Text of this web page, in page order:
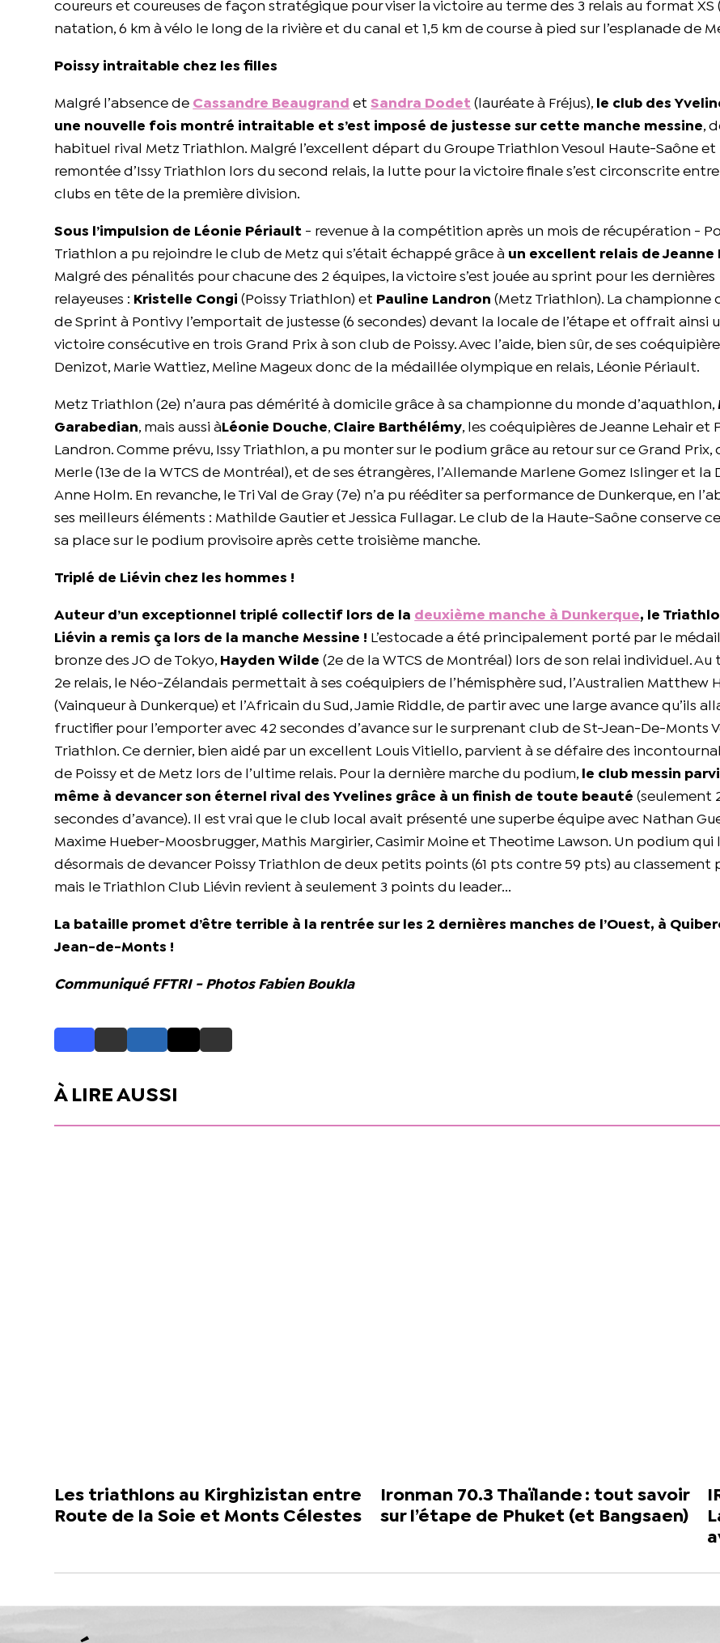
coureurs et coureuses de façon stratégique pour viser la victoire au terme des 3 relais au format XS
natation, 6 km à vélo le long de la rivière et du canal et 1,5 km de course à pied sur l’esplanade de
Poissy intraitable chez les filles
Malgré l’absence de Cassandre Beaugrand etSandra Dodet (lauréate à Fréjus),
le club des
une nouvelle fois montré intraitable et s’est imposé de justesse sur cette manche messine,
habituel rival Metz Triathlon. Malgré l’excellent départ du Groupe Triathlon Vesoul Haute-Saône et
remontée d’Issy Triathlon lors du second relais, la lutte pour la victoire finale s’est circonscrite
clubs en tête de la première division.
Sous l’impulsion de Léonie Périault - revenue à la compétition après un mois de récupération -
Triathlon a pu rejoindre le club de Metz qui s’était échappé grâce à un excellent relais de Jeanne
Malgré des pénalités pour chacune des 2 équipes, la victoire s’est jouée au sprint pour les dernières
relayeuses : Kristelle Congi (Poissy Triathlon) et Pauline Landron (Metz Triathlon). La championne
de Sprint à Pontivy l’emportait de justesse (6 secondes) devant la locale de l’étape et offrait ainsi
victoire consécutive en trois Grand Prix à son club de Poissy. Avec l’aide, bien sûr, de ses
Denizot, Marie Wattiez, Meline Mageux donc de la médaillée olympique en relais, Léonie Périault.
Metz Triathlon (2e) n’aura pas démérité à domicile grâce à sa championne du monde d’aquathlon,
Garabedian, mais aussi à Léonie Douche, Claire Barthélémy, les coéquipières de Jeanne Lehair et
Landron. Comme prévu, Issy Triathlon, a pu monter sur le podium grâce au retour sur ce Grand Prix,
Merle (13e de la WTCS de Montréal), et de ses étrangères, l’Allemande Marlene Gomez Islinger et la
Anne Holm. En revanche, le Tri Val de Gray (7e) n’a pu rééditer sa performance de Dunkerque, en
ses meilleurs éléments : Mathilde Gautier et Jessica Fullagar. Le club de la Haute-Saône conserve
sa place sur le podium provisoire après cette troisième manche.
Triplé de Liévin chez les hommes !
Auteur d’un exceptionnel triplé collectif lors de la deuxième manche à Dunkerque, le
Liévin a remis ça lors de la manche Messine ! L’estocade a été principalement porté par le
bronze des JO de Tokyo, Hayden Wilde (2e de la WTCS de Montréal) lors de son relai individuel. Au
2e relais, le Néo-Zélandais permettait à ses coéquipiers de l’hémisphère sud, l’Australien Matthew
(Vainqueur à Dunkerque) et l’Africain du Sud, Jamie Riddle, de partir avec une large avance qu’ils
fructifier pour l’emporter avec 42 secondes d’avance sur le surprenant club de St-Jean-De-Monts
Triathlon. Ce dernier, bien aidé par un excellent Louis Vitiello, parvient à se défaire des
de Poissy et de Metz lors de l’ultime relais. Pour la dernière marche du podium,
le club messin
même à devancer son éternel rival des Yvelines grâce à un finish de toute beauté (seulement
secondes d’avance). Il est vrai que le club local avait présenté une superbe équipe avec Nathan
Maxime Hueber-Moosbrugger, Mathis Margirier, Casimir Moine et Theotime Lawson. Un podium qui
désormais de devancer Poissy Triathlon de deux petits points (61 pts contre 59 pts) au classement
mais le Triathlon Club Liévin revient à seulement 3 points du leader...
La bataille promet d’être terrible à la rentrée sur les 2 dernières manches de l’Ouest, à
Jean-de-Monts !
Communiqué FFTRI - Photos Fabien Boukla
À LIRE AUSSI
Les triathlons au Kirghizistan entre
Route de la Soie et Monts Célestes
Ironman 70.3 Thaïlande : tout savoir
sur l’étape de Phuket (et Bangsaen)